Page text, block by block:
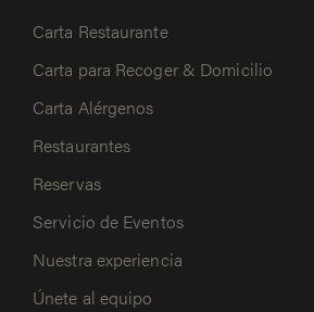
Carta Restaurante
Carta para Recoger & Domicilio
Carta Alérgenos
Restaurantes
Reservas
Servicio de Eventos
Nuestra experiencia
Únete al equipo